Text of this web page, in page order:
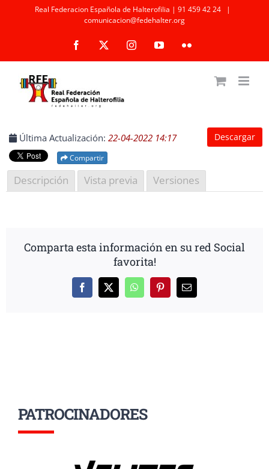
Real Federacion Española de Halterofilia | 91 459 42 24
|
comunicacion@fedehalter.org
Facebook InstagramYouTubeFlickr
Descargar
Última Actualización: 22-04-2022 14:17
Compartir
Descripción Vista previa Versiones
Comparta esta información en su red Social
favorita!
Facebook
X WhatsAppPinterestCorreo
PATROCINADORES